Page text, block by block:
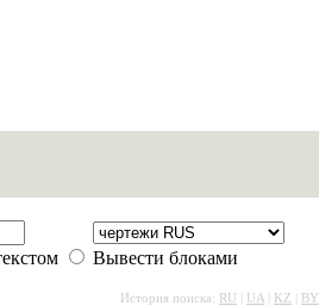
Вывести блоками
История поиска: RU UA KZ BY